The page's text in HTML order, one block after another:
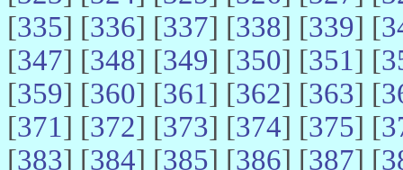
[335] [336] [337] [338] [339] [
[347] [348] [349] [350] [351] [
[359] [360] [361] [362] [363] [
[371] [372] [373] [374] [375] [
[383] [384] [385] [386] [387] [